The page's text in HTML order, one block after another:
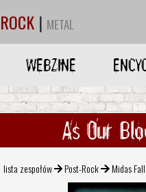
ROCK | METAL
WEBZINE
As Our
lista zespołów Post-Rock Midas Fall